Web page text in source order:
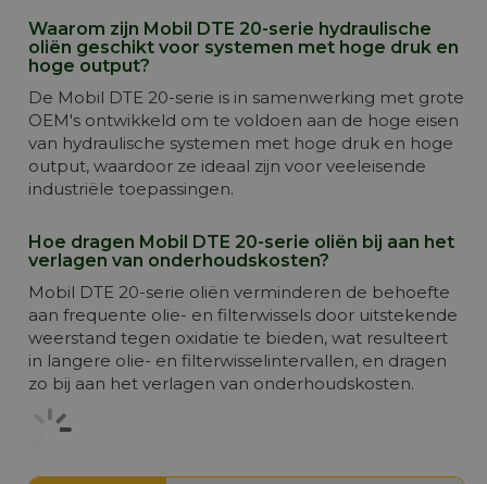
Waarom zijn Mobil DTE 20-serie hydraulische
oliën geschikt voor systemen met hoge druk en
hoge output?
De Mobil DTE 20-serie is in samenwerking met grote
OEM's ontwikkeld om te voldoen aan de hoge eisen
van hydraulische systemen met hoge druk en hoge
output, waardoor ze ideaal zijn voor veeleisende
industriële toepassingen.
Hoe dragen Mobil DTE 20-serie oliën bij aan het
verlagen van onderhoudskosten?
Mobil DTE 20-serie oliën verminderen de behoefte
aan frequente olie- en filterwissels door uitstekende
weerstand tegen oxidatie te bieden, wat resulteert
in langere olie- en filterwisselintervallen, en dragen
zo bij aan het verlagen van onderhoudskosten.